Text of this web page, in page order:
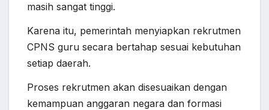
masih sangat tinggi.
Karena itu, pemerintah menyiapkan rekrutmen
CPNS guru secara bertahap sesuai kebutuhan
setiap daerah.
Proses rekrutmen akan disesuaikan dengan
kemampuan anggaran negara dan formasi